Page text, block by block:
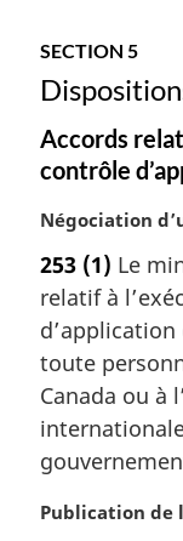
g
i
a
l
:
SECTION 5
Accords
contrôle
N
t
e
m
a
g
i
n
l
Négociation
253 (1) Le
relatif à
toute
Canada ou à
N
Publication de